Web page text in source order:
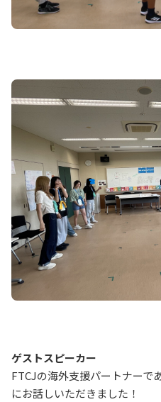
ゲストスピーカー
FTCJの海外支援パートナーで
にお話しいただきました！